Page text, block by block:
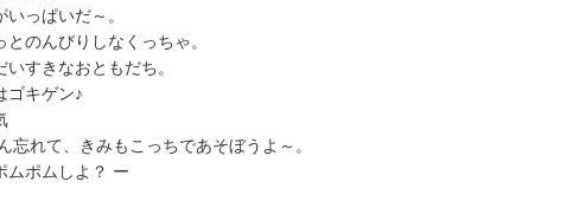
っぱいだ～。
のんびりしなくっちゃ。
すきなおともだち。
ゴキゲン♪
忘れて、きみもこっちであそぼうよ～。
ムポムしよ？ ー